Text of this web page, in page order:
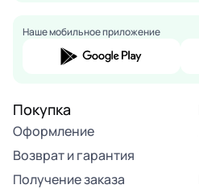
Наше мобильное приложение
Покупка
Оформление
Возврат и гарантия
Получение заказа